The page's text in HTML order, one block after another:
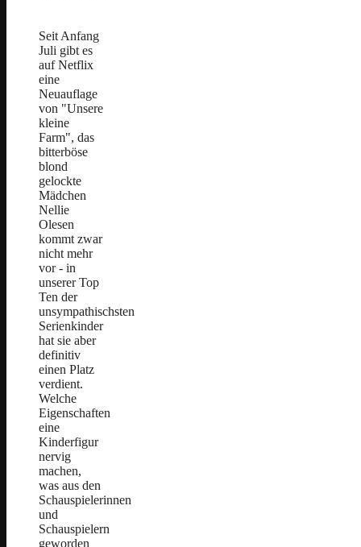
Seit Anfang
Juli gibt es
auf Netflix
eine
Neuauflage
von "Unsere
kleine
Farm", das
bitterböse
blond
gelockte
Mädchen
Nellie
Olesen
kommt zwar
nicht mehr
vor - in
unserer Top
Ten der
unsympathischsten
Serienkinder
hat sie aber
definitiv
einen Platz
verdient.
Welche
Eigenschaften
eine
Kinderfigur
nervig
machen,
was aus den
Schauspielerinnen
und
Schauspielern
geworden